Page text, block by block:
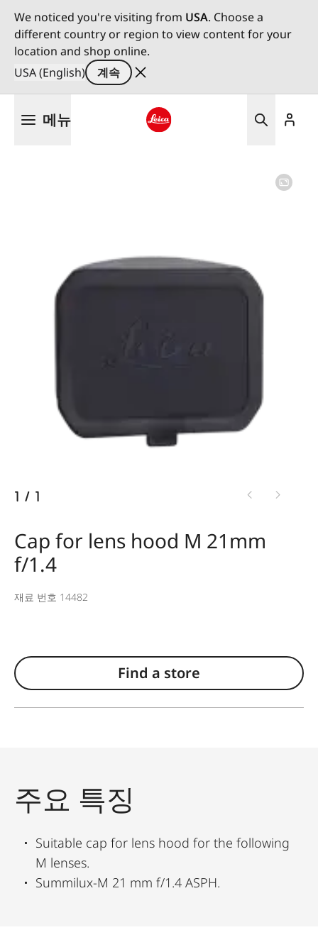
We noticed you're visiting from USA. Choose a
different country or region to view content for your
location and shop online.
USA (English)
계속
메뉴
1 / 1
Cap for lens hood M 21mm
f/1.4
재료 번호 14482
Find a store
주요 특징
Suitable cap for lens hood for the following
M lenses.
Summilux-M 21 mm f/1.4 ASPH.